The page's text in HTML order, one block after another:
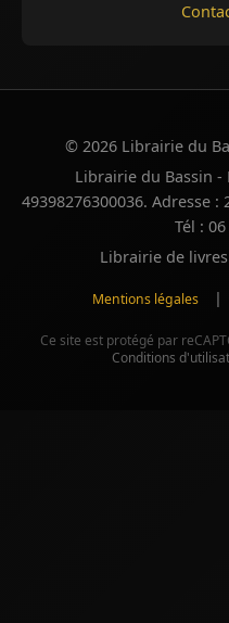
© 2026 Librairie du
Librairie du Bassin -
49398276300036. Adresse
Tél :
Librairie de
Mentions légales |
Ce site est protégé par
Conditions